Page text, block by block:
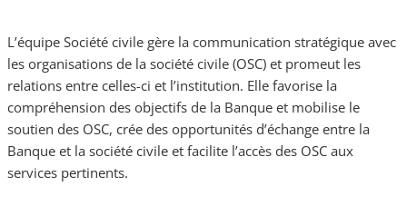
L’équipe Société civile gère la communication stratégique avec
les organisations de la société civile (OSC) et promeut les
relations entre celles-ci et l’institution. Elle favorise la
compréhension des objectifs de la Banque et mobilise le
soutien des OSC, crée des opportunités d’échange entre la
Banque et la société civile et facilite l’accès des OSC aux
services pertinents.